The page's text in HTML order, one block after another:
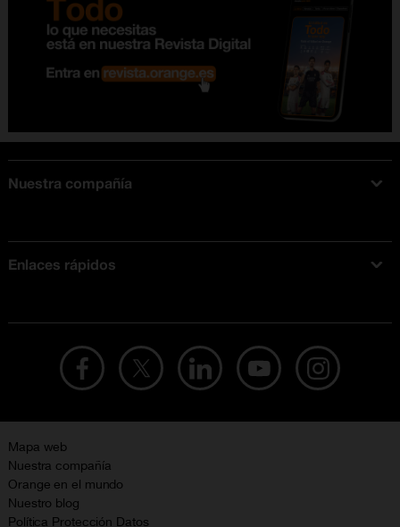
Nuestra compañía
Enlaces rápidos
Mapa web
Nuestra compañía
Orange en el mundo
Nuestro blog
Política Protección Datos